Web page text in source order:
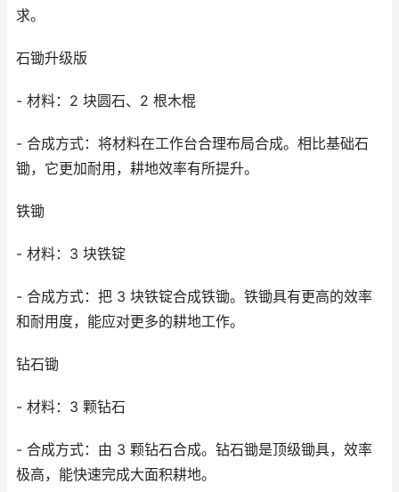
求。
石锄升级版
- 材料：2 块圆石、2 根木棍
- 合成方式：将材料在工作台合理布局合成。相比基础石
锄，它更加耐用，耕地效率有所提升。
铁锄
- 材料：3 块铁锭
- 合成方式：把 3 块铁锭合成铁锄。铁锄具有更高的效率
和耐用度，能应对更多的耕地工作。
钻石锄
- 材料：3 颗钻石
- 合成方式：由 3 颗钻石合成。钻石锄是顶级锄具，效率
极高，能快速完成大面积耕地。